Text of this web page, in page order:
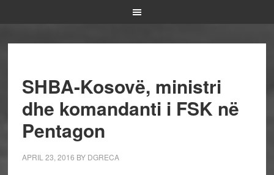
SHBA-Kosovë, ministri
dhe komandanti i FSK në
Pentagon
APRIL 23, 2016 BY DGRECA